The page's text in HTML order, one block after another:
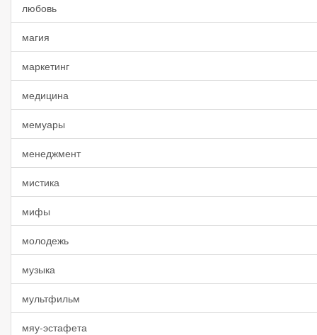
любовь
магия
маркетинг
медицина
мемуары
менеджмент
мистика
мифы
молодежь
музыка
мультфильм
мяу-эстафета